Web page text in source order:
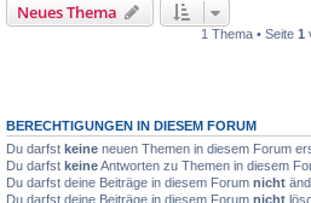
Neues Thema
1 Thema • Seite 1
BERECHTIGUNGEN IN DIESEM FORUM
Du darfst keine neuen Themen in diesem Forum
Du darfst keineAntworten zu Themen in diesem
Du darfst deine Beiträge in diesem Forum nicht
Du darfst deine Beiträge in diesem Forum nicht